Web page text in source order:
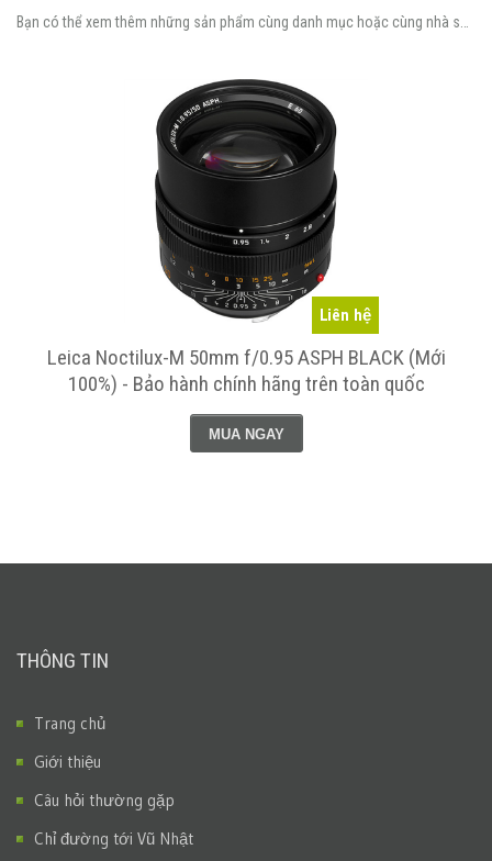
Liên hệ
Leica Noctilux-M 50mm f/0.95 ASPH BLACK (Mới
100%) - Bảo hành chính hãng trên toàn quốc
MUA NGAY
THÔNG TIN
Trang chủ
Giới thiệu
Câu hỏi thường gặp
Chỉ đường tới Vũ Nhật